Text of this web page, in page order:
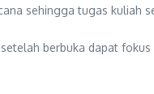
sehingga tugas kuliah
berbuka dapat